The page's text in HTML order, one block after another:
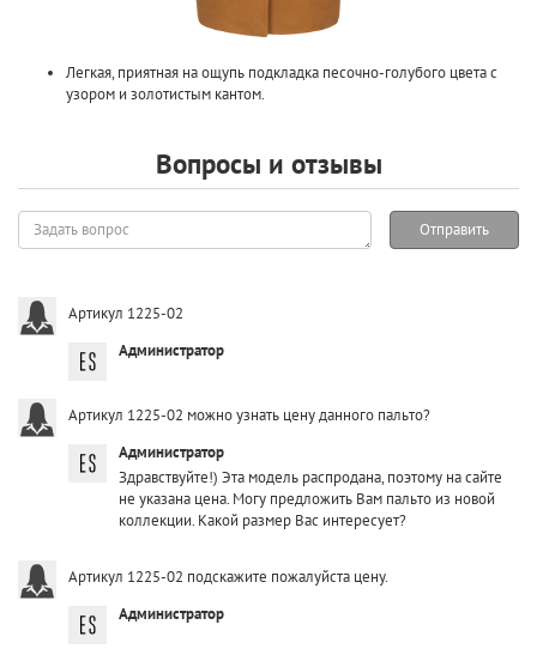
Легкая, приятная на ощупь подкладка песочно-голубого цвета с
узором и золотистым кантом.
Вопросы и отзывы
Задать
вопрос
Отправить
Артикул 1225-02
Администратор
Артикул 1225-02 можно узнать цену данного пальто?
Администратор
Здравствуйте!) Эта модель распродана, поэтому на сайте
не указана цена. Могу предложить Вам пальто из новой
коллекции. Какой размер Вас интересует?
Артикул 1225-02 подскажите пожалуйста цену.
Администратор